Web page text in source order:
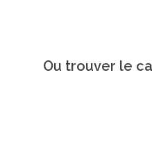
Ou trouver le